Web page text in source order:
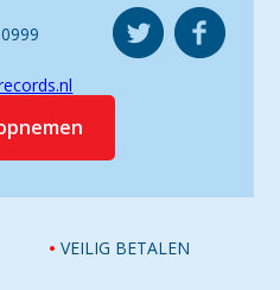
VEILIG BETALEN